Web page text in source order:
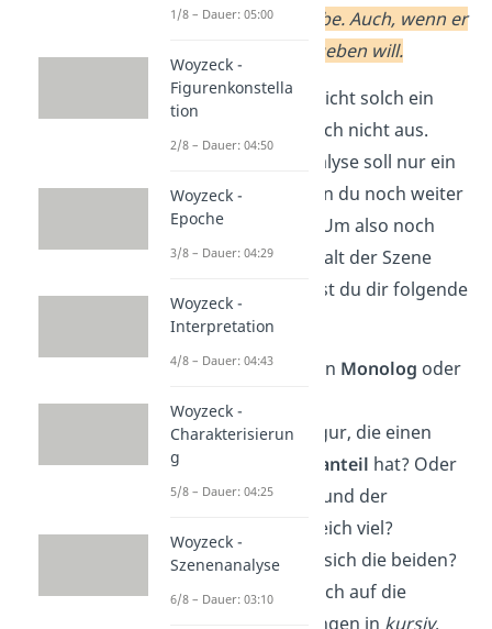
Recha gerettet habe. Auch, wenn er
selbst es nicht zugeben will.
In einer Klausur reicht solch ein
kurzer Text natürlich nicht aus.
Unsere Szenenanalyse soll nur ein
Vorschlag sein, den du noch weiter
ergänzen kannst. Um also noch
weiter auf den Inhalt der Szene
einzugehen, kannst du dir folgende
Fragen stellen:
Ist die Szene ein Monolog oder
ein
Gibt es eine Figur, die einen
Redeanteil hat? Oder
reden Nathan und der
Tempelherr gleich viel?
Wieverhalten
sich die beiden?
Achte dabei auch auf die
Regieanweisungen in kursiv.
1/8 – Dauer: 05:00
Woyzeck -
Figurenkonstella
tion
2/8 – Dauer: 04:50
Woyzeck -
Epoche
3/8 – Dauer: 04:29
Woyzeck -
Interpretation
4/8 – Dauer: 04:43
Woyzeck -
Charakterisierun
g
5/8 – Dauer: 04:25
Woyzeck -
Szenenanalyse
6/8 – Dauer: 03:10